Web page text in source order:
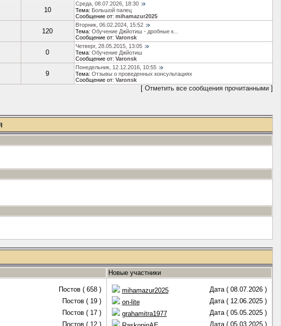
10
Среда, 08.07.2026, 18:30
Тема: Большой палец
Сообщение от: mihamazur2025
120
Вторник, 06.02.2024, 15:52
Тема: Обучение Джйотиш - дробные к...
Сообщение от: Varonsk
0
Четверг, 28.05.2015, 13:05
Тема: Обучение Джйотиш
Сообщение от: Varonsk
9
Понедельник, 12.12.2016, 10:55
Тема: Отзывы о проведенных консультациях
Сообщение от: Varonsk
[ Отметить все сообщения прочитанными]
Новые участники
Постов ( 658 )
Постов ( 19 )
Постов ( 17 )
Постов ( 12 )
mihamazur2025
Дата ( 08.07.2026 )
on-lite
Дата ( 12.06.2025 )
grahamitra1977
Дата ( 05.05.2025 )
Дата ( 05.03.2025 )